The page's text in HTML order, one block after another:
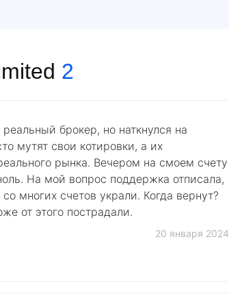
2
брокер, но наткнулся на
мутят свои котировки, а их
рынка. Вечером на смоем счету
На мой вопрос поддержка отписала,
многих счетов украли. Когда вернут?
от этого пострадали.
20 января 2024